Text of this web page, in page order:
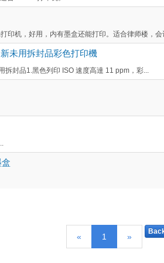
印机，好用，内有墨盒还能打印。适合律师楼，会
未用拆封品彩色打印機
封品1.黑色列印 ISO 速度高達 11 ppm，彩...
« 1 »